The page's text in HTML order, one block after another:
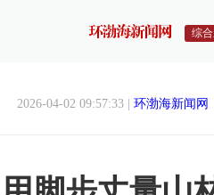
综
2026-04-02 09:57:33 | 环渤海新闻网